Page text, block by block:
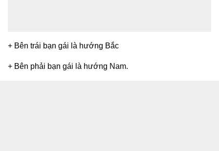
+ Bên trái bạn gái là hướng Bắc
+ Bên phải bạn gái là hướng Nam.